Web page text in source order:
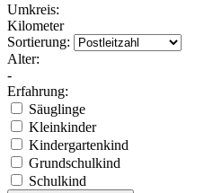
Umkreis:
Kilometer
Sortierung:
Alter:
-
Erfahrung:
Säuglinge
Kleinkinder
Kindergartenkind
Grundschulkind
Schulkind